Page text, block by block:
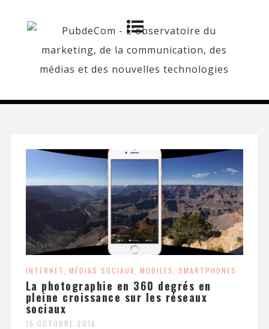
INTERNET, MÉDIAS SOCIAUX, MOBILES, SMARTPHONES
La photographie en 360 degrés en
pleine croissance sur les réseaux
sociaux
15 OCTOBRE 2016